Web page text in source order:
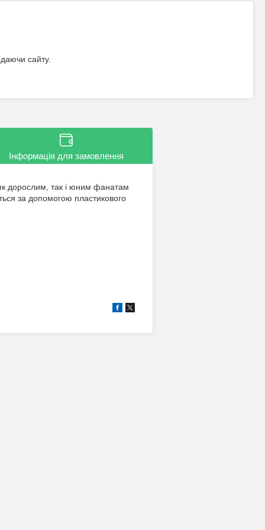
сайту.
Інформація для замовлення
дорослим, так і юним фанатам
за допомогою пластикового